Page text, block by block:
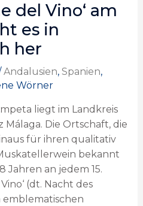
del Vino‘ am
es in
her
Andalusien, Spanien,
Wörner
liegt im Landkreis
Málaga. Die Ortschaft, die
für ihren qualitativ
bekannt
Jahren an jedem 15.
(dt. Nacht des
emblematischen